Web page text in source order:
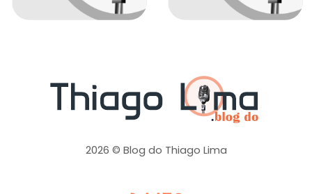
2026 © Blog do Thiago Lima